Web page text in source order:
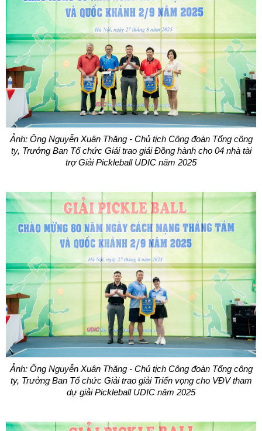
Ảnh: Ông Nguyễn Xuân Thăng - Chủ tịch Công đoàn Tổng công
ty, Trưởng Ban Tổ chức Giải trao giải Đồng hành cho 04 nhà tài
trợ Giải Pickleball UDIC năm 2025
Ảnh: Ông Nguyễn Xuân Thăng - Chủ tịch Công đoàn Tổng công
ty, Trưởng Ban Tổ chức Giải trao giải Triển vọng cho VĐV tham
dự giải Pickleball UDIC năm 2025